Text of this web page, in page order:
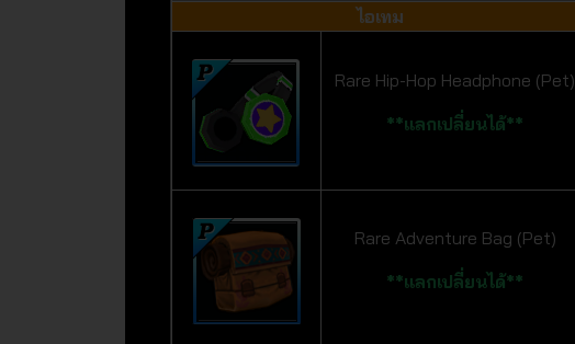
ไอเทม
Rare Hip-Hop Headphone (Pet)
**แลกเปลี่ยนได้**
Rare Adventure Bag (Pet)
**แลกเปลี่ยนได้**